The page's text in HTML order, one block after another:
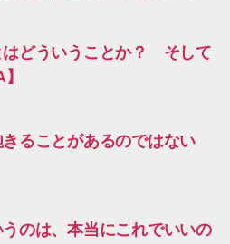
はどういうことか？ そして
ることがあるのではない
のは、本当にこれでいいの